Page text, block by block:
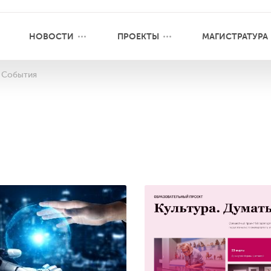
НОВОСТИ ПРОЕКТЫ МАГИСТРАТУРА
События